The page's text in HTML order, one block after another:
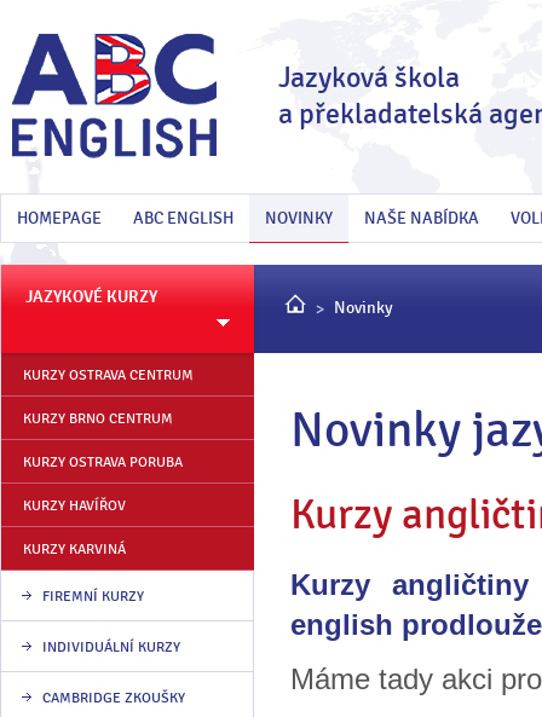
Jazyková škola
a překladatelská
HOMEPAGE ABC ENGLISH NOVINKY NAŠE NABÍDKA
JAZYKOVÉ KURZY
KURZY OSTRAVA CENTRUM
KURZY BRNO CENTRUM
KURZY OSTRAVA PORUBA
KURZY HAVÍŘOV
KURZY KARVINÁ
FIREMNÍ KURZY
INDIVIDUÁLNÍ KURZY
CAMBRIDGE ZKOUŠKY
Novinky
Novinky
Kurzy
Kurzy
english
Máme tady akci